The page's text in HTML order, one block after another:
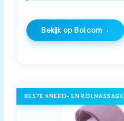
Bekijk op Bol.com→
BESTE KNEED- EN ROLMASSAGE